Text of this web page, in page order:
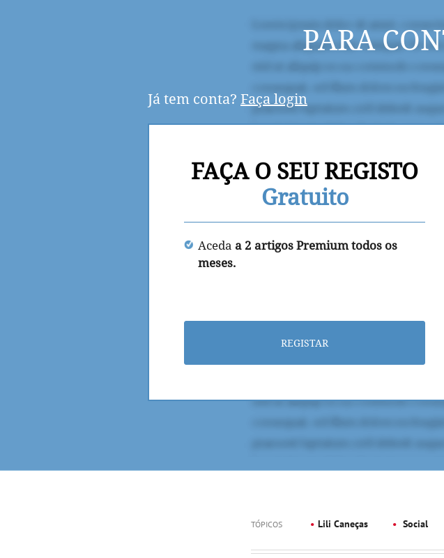
PARA
Já tem conta? Faça login
FAÇA O SEU REGISTO
Gratuito
Aceda a 2 artigos Premium todos os
meses.
REGISTAR
TÓPICOS Lili Caneças Social